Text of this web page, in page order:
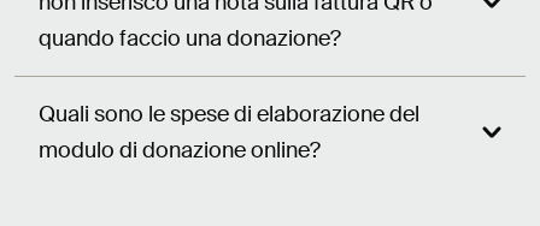
quando faccio una donazione?
Quali sono le spese di elaborazione del
modulo di donazione online?